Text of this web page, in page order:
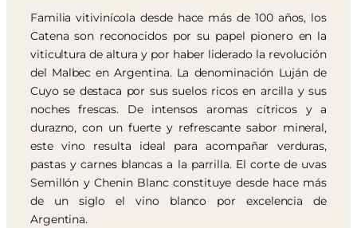
Familia vitivinícola desde hace más de 100 años, los
Catena son reconocidos por su papel pionero en la
viticultura de altura y por haber liderado la revolución
del Malbec en Argentina. La denominación Luján de
Cuyo se destaca por sus suelos ricos en arcilla y sus
noches frescas. De intensos aromas cítricos y a
durazno, con un fuerte y refrescante sabor mineral,
este vino resulta ideal para acompañar verduras,
pastas y carnes blancas a la parrilla. El corte de uvas
Semillón y Chenin Blanc constituye desde hace más
de un siglo el vino blanco por excelencia de
Argentina.